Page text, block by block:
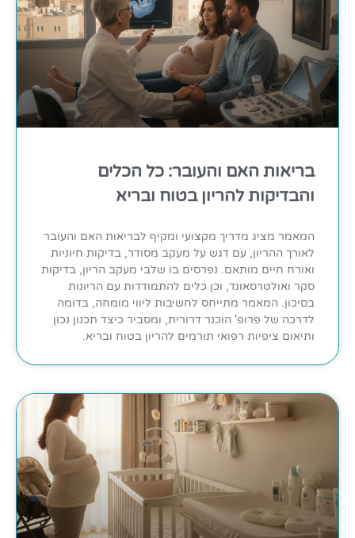
בריאות האם והעובר: כל הכלים
והבדיקות להריון בטוח ובריא
המאמר מציג מדריך מקצועי ומקיף לבריאות האם והעובר
לאורך ההריון, עם דגש על מעקב מסודר, בדיקות חיוניות
ואורח חיים מותאם. נפרסים בו שלבי מעקב הריון, בדיקות
סקר ואולטרסאונד, וכן כלים להתמודדות עם הריונות
בסיכון. המאמר מתייחס לחשיבות ליווי מומחה, בדומה
לדרכה של פרופ' הוכנר דרורית, ומסביר כיצד תכנון נכון
ותיאום ציפיות רפואי תורמים להריון בטוח ובריא.